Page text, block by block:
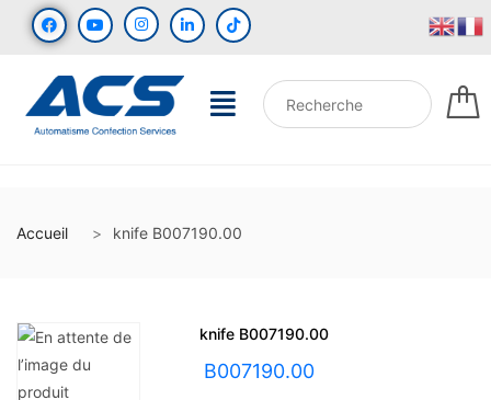
Accueil knife B007190.00
knife B007190.00
B007190.00